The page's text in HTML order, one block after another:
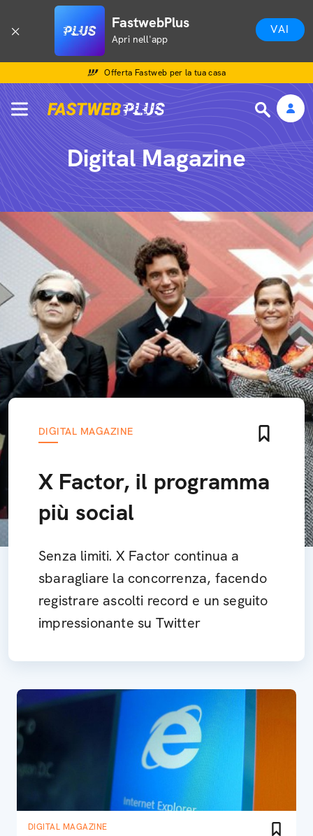
FastwebPlus
Apri nell'app
VAI
Offerta Fastweb per la tua casa
Digital Magazine
DIGITAL MAGAZINE
X Factor, il programma
più social
Senza limiti. X Factor continua a
sbaragliare la concorrenza, facendo
registrare ascolti record e un seguito
impressionante su Twitter
DIGITAL MAGAZINE